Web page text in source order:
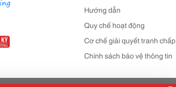
Hướng dẫn
Quy chế hoạt động
Cơ chế giải quyết tranh chấp
Chính sách bảo vệ thông tin